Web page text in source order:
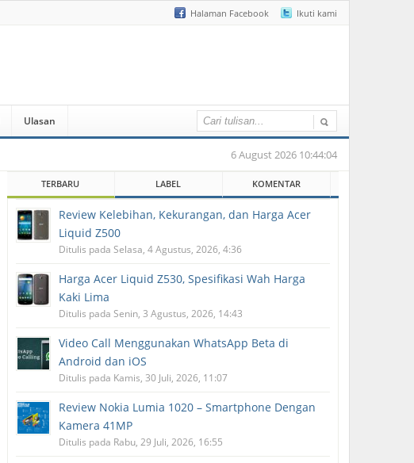
Halaman Facebook Ikuti kami
Ulasan
6 August 2026 10:44:04
TERBARU LABEL KOMENTAR
Review Kelebihan, Kekurangan, dan Harga Acer
Liquid Z500
Ditulis pada Selasa, 4 Agustus, 2026, 4:36
Harga Acer Liquid Z530, Spesifikasi Wah Harga
Kaki Lima
Ditulis pada Senin, 3 Agustus, 2026, 14:43
Video Call Menggunakan WhatsApp Beta di
Android dan iOS
Ditulis pada Kamis, 30 Juli, 2026, 11:07
Review Nokia Lumia 1020 – Smartphone Dengan
Kamera 41MP
Ditulis pada Rabu, 29 Juli, 2026, 16:55